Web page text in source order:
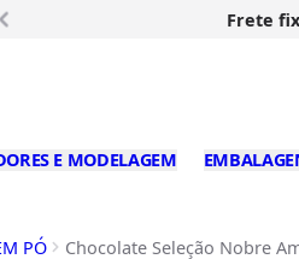
Frete
E MODELAGEM
PÓ Chocolate Seleção Nobre